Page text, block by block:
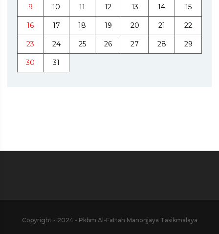
9 10 11 12 13 14 15
16 17 18 19 20 21 22
23 24 25 26 27 28 29
30 31
Copyright - 2024 - Pkbm Al-Fattah Manonjaya Tasikmalaya